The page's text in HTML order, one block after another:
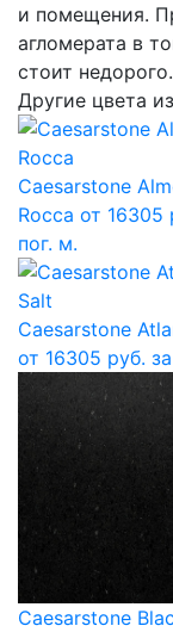
и помещения.
агломерата в
стоит недорого.
Другие цвета
Caesarstone
Rocca от 16305
пог. м.
Caesarstone
от 16305 руб.
Caesarstone